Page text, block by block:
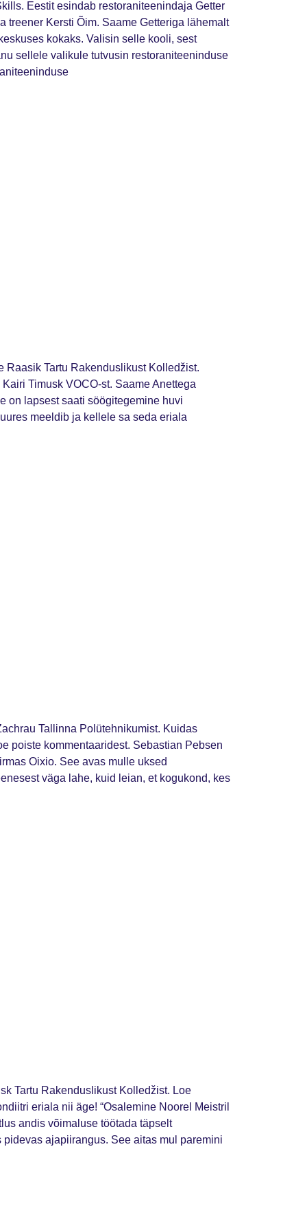
Eestit esindab restoraniteenindaja Getter
Kersti Õim. Saame Getteriga lähemalt
kokaks. Valisin selle kooli, sest
sellele valikule tutvusin restoraniteeninduse
Raasik Tartu Rakenduslikust Kolledžist.
Timusk VOCO-st. Saame Anettega
on lapsest saati söögitegemine huvi
meeldib ja kellele sa seda eriala
Tallinna Polütehnikumist. Kuidas
poiste kommentaaridest. Sebastian Pebsen
Oixio. See avas mulle uksed
väga lahe, kuid leian, et kogukond, kes
Tartu Rakenduslikust Kolledžist. Loe
eriala nii äge! “Osalemine Noorel Meistril
andis võimaluse töötada täpselt
ajapiirangus. See aitas mul paremini